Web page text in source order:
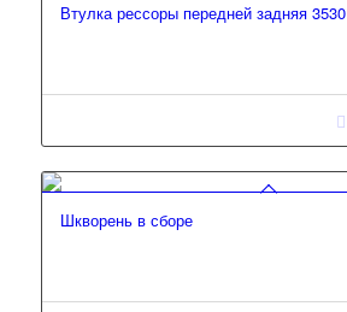
Втулка рессоры передней задняя 3530
Шкворень в сборе